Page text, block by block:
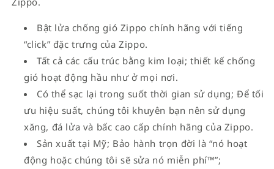
Bật lửa chống gió Zippo chính hãng với tiếng
“click” đặc trưng của Zippo.
Tất cả các cấu trúc bằng kim loại; thiết kế chống
gió hoạt động hầu như ở mọi nơi.
Có thể sạc lại trong suốt thời gian sử dụng; Để tối
ưu hiệu suất, chúng tôi khuyên bạn nên sử dụng
xăng, đá lửa và bấc cao cấp chính hãng của Zippo.
Sản xuất tại Mỹ; Bảo hành trọn đời là “nó hoạt
động hoặc chúng tôi sẽ sửa nó miễn phí™”;